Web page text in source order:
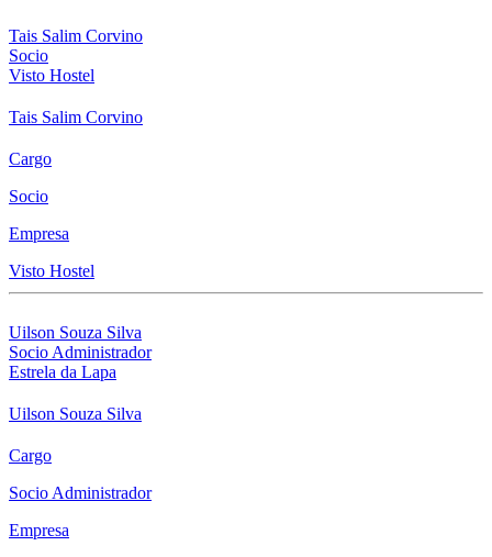
Tais Salim Corvino
Socio
Visto Hostel
Tais Salim Corvino
Cargo
Socio
Empresa
Visto Hostel
Uilson Souza Silva
Socio Administrador
Estrela da Lapa
Uilson Souza Silva
Cargo
Socio Administrador
Empresa